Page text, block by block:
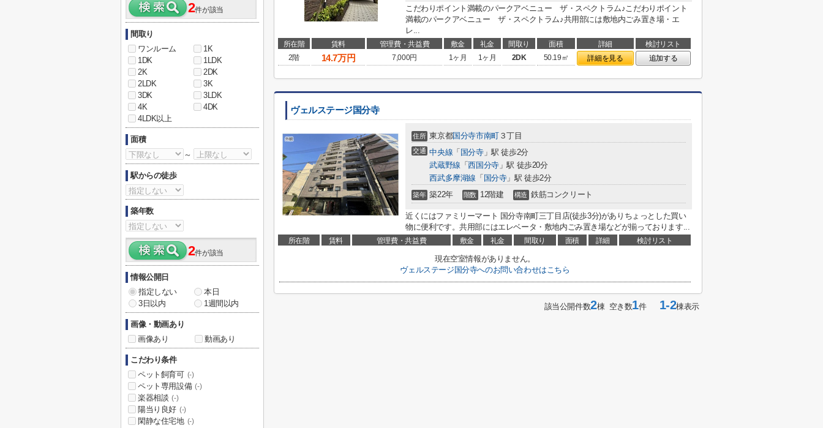
こだわりポイント満載のパークアベニュー ザ・スペクトラム♪こだわりポイント
満載のパークアベニュー ザ・スペクトラム♪共用部には敷地内ごみ置き場・エ
レ...
所在階 賃料 管理費・共益費 敷金 礼金 間取り 面積 詳細
検討リスト
2階
14.7万円 7,000円 1ヶ月 1ヶ月 2DK 50.19㎡ 詳細を見る 追加する
ヴェルステージ国分寺
住所 東京都国分寺市南町３丁目
交通 中央線 「 国分寺」駅 徒歩2分
武蔵野線 「西国分寺」駅 徒歩20分
西武多摩湖線 「 国分寺」駅 徒歩2分
築年 築22年 階数 12階建 構造 鉄筋コンクリート
近くにはファミリーマート 国分寺南町三丁目店(徒歩3分)がありちょっとした買い
物に便利です。共用部にはエレベータ・敷地内ごみ置き場などが揃っております...
所在階 賃料 管理費・共益費 敷金 礼金 間取り 面積 詳細 検討リスト
現在空室情報がありません。
ヴェルステージ国分寺へのお問い合わせはこちら
該当公開件数2棟 空き数1件1-2棟表示
2件が該当
間取り
ワンルーム
1K
1DK
1LDK
2K
2DK
2LDK
3K
3DK
3LDK
4K
4DK
4LDK以上
面積
～
駅からの徒歩
築年数
2件が該当
情報公開日
指定しない
本日
3日以内
1週間以内
画像・動画あり
画像あり
動画あり
こだわり条件
ペット飼育可 (-)
ペット専用設備 (-)
楽器相談 (-)
陽当り良好 (-)
閑静な住宅地 (-)